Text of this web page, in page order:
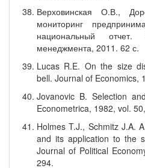
Верховинская О.В.,
мониторинг
национальный
менеджмента, 2011. 62 с.
Lucas R.E. On the size
bell. Journal of Economics,
Jovanovic B. Selection
Econometrica, 1982, vol.
Holmes T.J., Schmitz J.A.
and its application to the
Journal of Political
294.